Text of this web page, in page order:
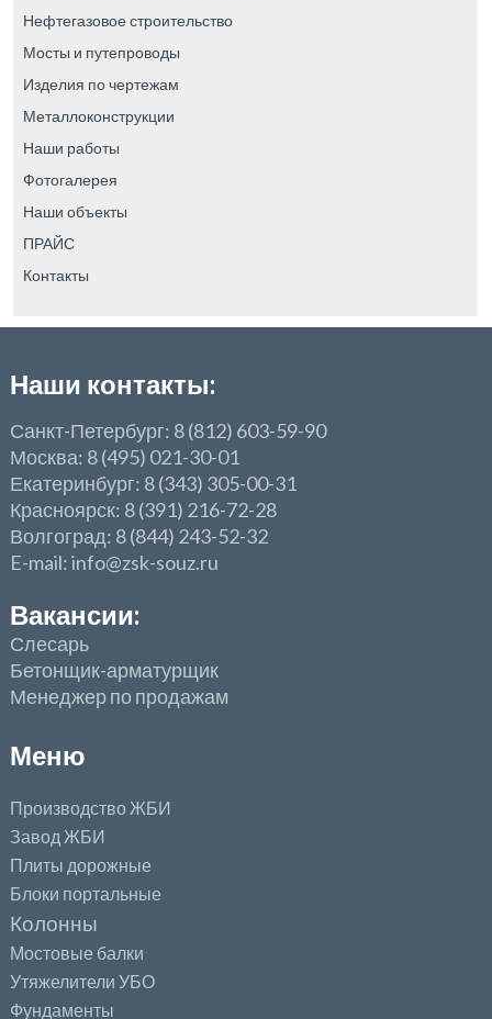
Нефтегазовое строительство
Мосты и путепроводы
Изделия по чертежам
Металлоконструкции
Наши работы
Фотогалерея
Наши объекты
ПРАЙС
Контакты
Наши контакты:
Санкт-Петербург: 8 (812) 603-59-90
Москва: 8 (495) 021-30-01
Екатеринбург: 8 (343) 305-00-31
Красноярск: 8 (391) 216-72-28
Волгоград: 8 (844) 243-52-32
E-mail: info@zsk-souz.ru
Вакансии:
Слесарь
Бетонщик-арматурщик
Менеджер по продажам
Меню
Производство ЖБИ
Завод ЖБИ
Плиты дорожные
Блоки портальные
Колонны
Мостовые балки
Утяжелители УБО
Фундаменты